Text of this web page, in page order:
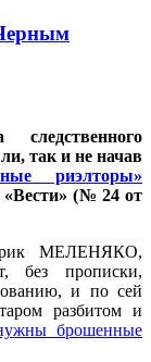
так и не начав
риэлторы»
«Вести» (№ 24 от
МЕЛЕНЯКО,
без прописки,
и по сей
разбитом и
брошенные